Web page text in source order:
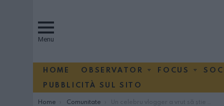
Menu
HOME OBSERVATOR FOCUS
PUBBLICITÀ SUL SITO
You are here:
Home Comunitate Un celebru vlogger a vrut să știe ce cred românii despre italieni. Iată ce-a aflat – VIDEO